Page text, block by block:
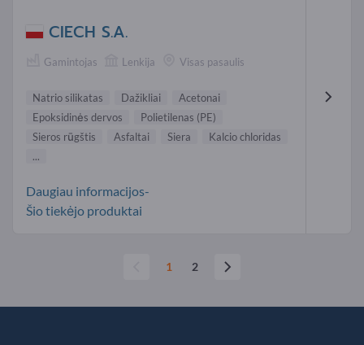
CIECH S.A.
Gamintojas Lenkija Visas pasaulis
Natrio silikatas Dažikliai
Acetonai
Epoksidinės dervos
Polietilenas (PE)
Sieros rūgštis
Asfaltai Siera
Kalcio chloridas
...
Daugiau informacijos-
Šio tiekėjo produktai
1 2